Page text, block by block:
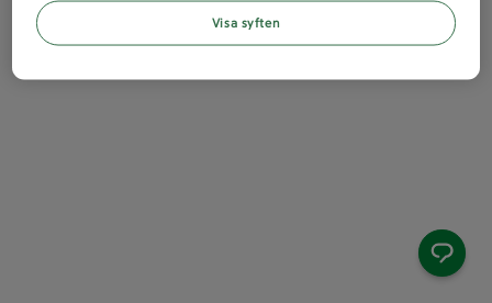
Visa syften